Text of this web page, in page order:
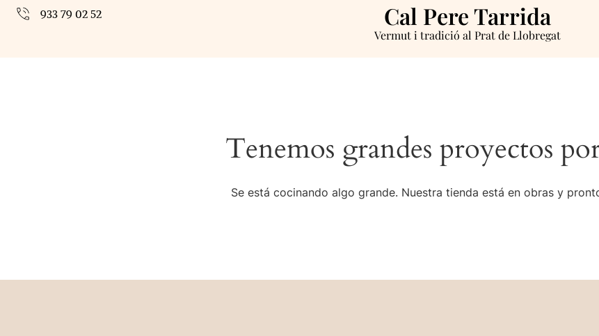
933 79 02 52 Cal Pere Tarrida
Vermut i tradició al Prat de Llobregat
Tenemos grandes proyectos
Se está cocinando algo grande. Nuestra tienda está en obras y